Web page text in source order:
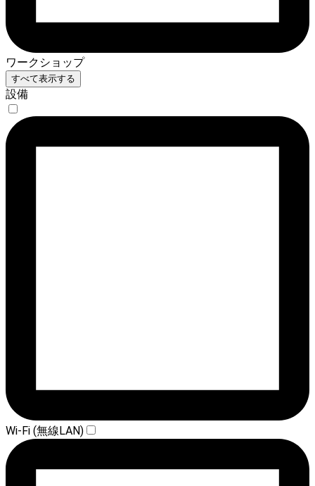
ワークショップ
すべて表示する
設備
Wi-Fi (無線LAN)